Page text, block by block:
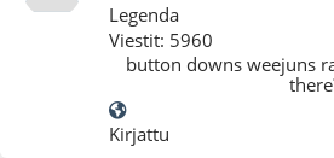
Legenda
Viestit: 5960
button downs weejuns
Kirjattu